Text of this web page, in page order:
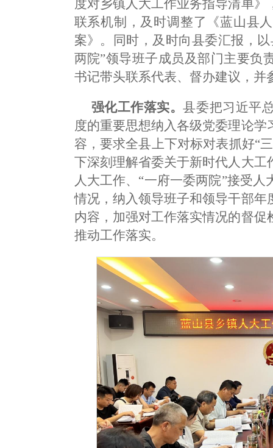
度对乡镇人大工作业务指导清单
联系机制，及时调整了《蓝山县
案》。同时，及时向县委汇报，
两院”领导班子成员及部门主要负
书记带头联系代表、督办建议，并
强化工作落实。县委把习近平
度的重要思想纳入各级党委理论
容，要求全县上下对标对表抓好“
下深刻理解省委关于新时代人大
人大工作、“一府一委两院”接受
情况，纳入领导班子和领导干部
内容，加强对工作落实情况的督
推动工作落实。